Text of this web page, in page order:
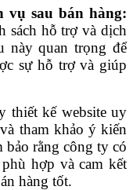
vụ sau bán hàng:
sách hỗ trợ và dịch
này quan trọng để
sự hỗ trợ và giúp
thiết kế website uy
tham khảo ý kiến
rằng công ty có
hợp và cam kết
hàng tốt.